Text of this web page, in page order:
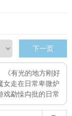
下一页
《有光的地方刚好
女走在日常卑微炉
戏勐懆禸批的日常